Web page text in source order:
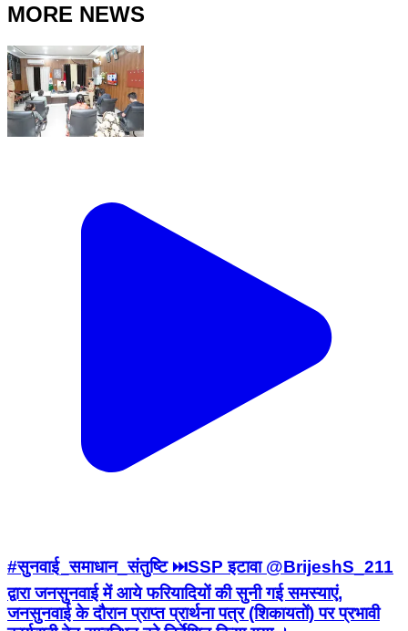
MORE NEWS
#सुनवाई_समाधान_संतुष्टि ⏭️SSP इटावा @BrijeshS_211
द्वारा जनसुनवाई में आये फरियादियों की सुनी गई समस्याएं,
जनसुनवाई के दौरान प्राप्त प्रार्थना पत्र (शिकायतों) पर प्रभावी